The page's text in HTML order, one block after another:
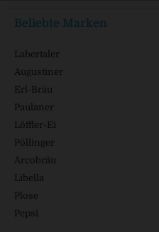
Beliebte Marken
Labertaler
Augustiner
Erl-Bräu
Paulaner
Löffler-Ei
Pöllinger
Arcobräu
Libella
Plose
Pepsi